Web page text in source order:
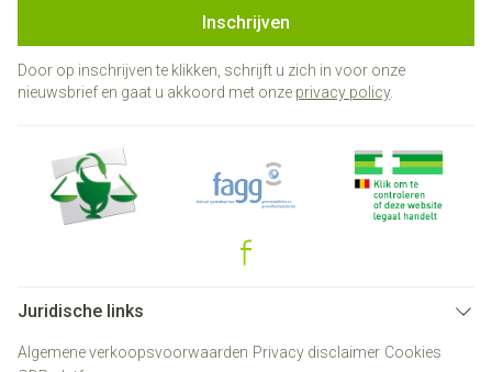
Inschrijven
Door op inschrijven te klikken, schrijft u zich in voor onze
nieuwsbrief en gaat u akkoord met onze privacy policy.
Juridische links
Algemene verkoopsvoorwaarden Privacy disclaimer Cookies